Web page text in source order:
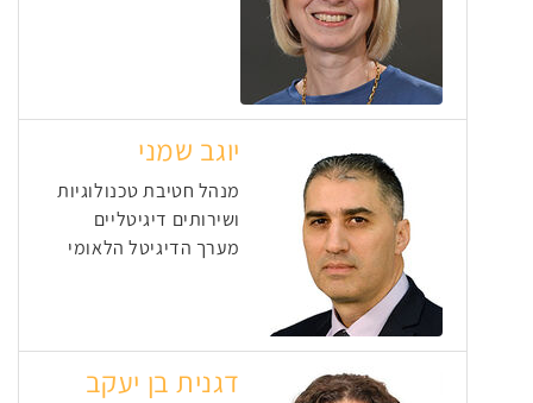
יוגב שמני
מנהל חטיבת טכנולוגיות
ושירותים דיגיטליים
מערך הדיגיטל הלאומי
דגנית בן יעקב